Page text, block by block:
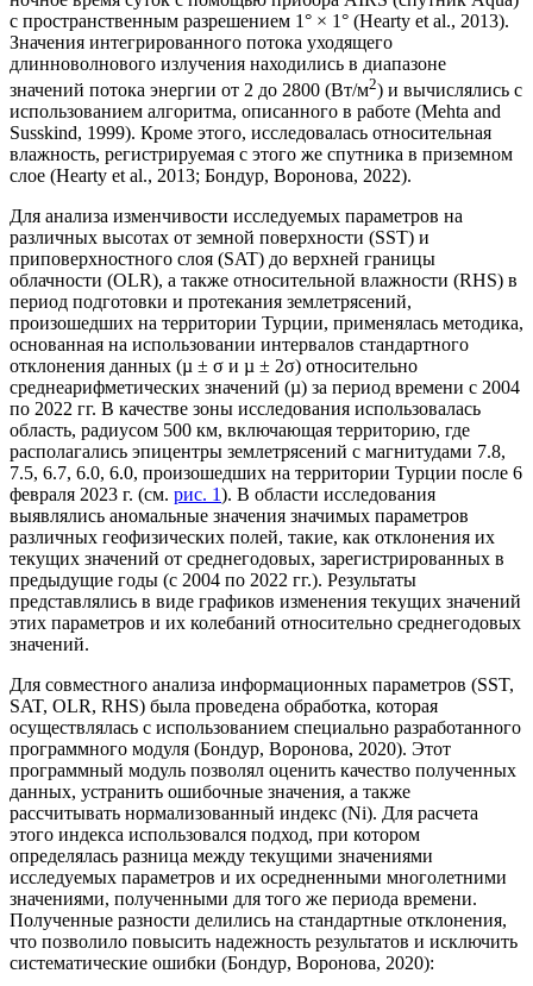
с пространственным разрешением 1° × 1° (Hearty et al., 2013).
Значения интегрированного потока уходящего
длинноволнового излучения находились в диапазоне
значений потока энергии от 2 до 2800 (Вт/м2) и вычислялись с
использованием алгоритма, описанного в работе (Mehta and
Susskind, 1999). Кроме этого, исследовалась относительная
влажность, регистрируемая с этого же спутника в приземном
слое (Hearty et al., 2013; Бондур, Воронова, 2022).
Для анализа изменчивости исследуемых параметров на
различных высотах от земной поверхности (SST) и
приповерхностного слоя (SAT) до верхней границы
облачности (OLR), а также относительной влажности (RHS) в
период подготовки и протекания землетрясений,
произошедших на территории Турции, применялась методика,
основанная на использовании интервалов стандартного
отклонения данных (µ ± σ и µ ± 2σ) относительно
среднеарифметических значений (µ) за период времени с 2004
по 2022 гг. В качестве зоны исследования использовалась
область, радиусом 500 км, включающая территорию, где
располагались эпицентры землетрясений с магнитудами 7.8,
7.5, 6.7, 6.0, 6.0, произошедших на территории Турции после 6
февраля 2023 г. (см. рис. 1). В области исследования
выявлялись аномальные значения значимых параметров
различных геофизических полей, такие, как отклонения их
текущих значений от среднегодовых, зарегистрированных в
предыдущие годы (с 2004 по 2022 гг.). Результаты
представлялись в виде графиков изменения текущих значений
этих параметров и их колебаний относительно среднегодовых
значений.
Для совместного анализа информационных параметров (SST,
SAT, OLR, RHS) была проведена обработка, которая
осуществлялась с использованием специально разработанного
программного модуля (Бондур, Воронова, 2020). Этот
программный модуль позволял оценить качество полученных
данных, устранить ошибочные значения, а также
рассчитывать нормализованный индекс (Ni). Для расчета
этого индекса использовался подход, при котором
определялась разница между текущими значениями
исследуемых параметров и их осредненными многолетними
значениями, полученными для того же периода времени.
Полученные разности делились на стандартные отклонения,
что позволило повысить надежность результатов и исключить
систематические ошибки (Бондур, Воронова, 2020):